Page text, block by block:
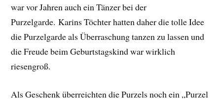
war vor Jahren auch ein Tänzer bei der
Purzelgarde. Karins Töchter hatten daher die tolle Idee
die Purzelgarde als Überraschung tanzen zu lassen und
die Freude beim Geburtstagskind war wirklich
riesengroß.
Als Geschenk überreichten die Purzels noch ein „Purzel